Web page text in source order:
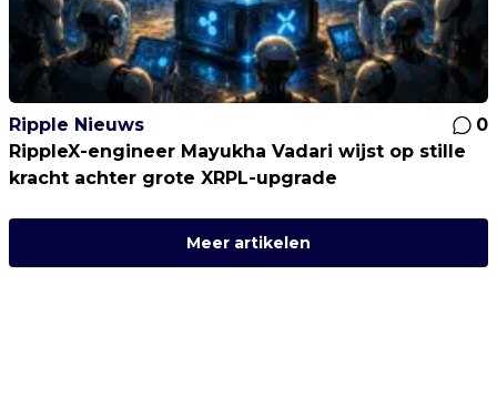
Ripple Nieuws
0
RippleX-engineer Mayukha Vadari wijst op stille
kracht achter grote XRPL-upgrade
Meer artikelen